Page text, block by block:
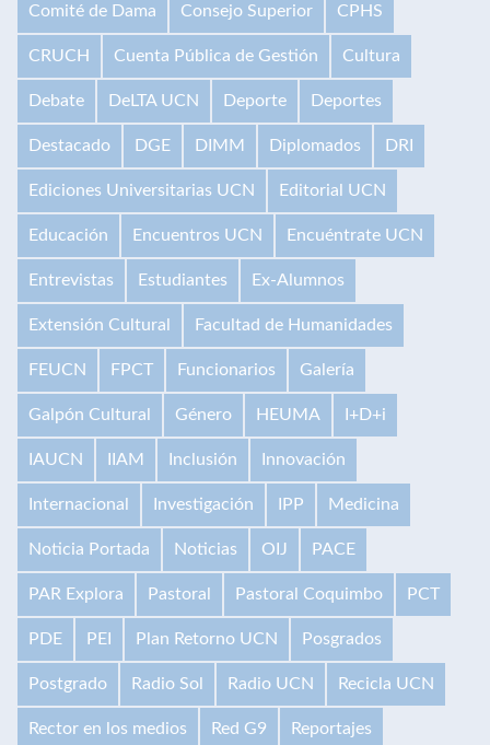
Comité de Dama Consejo Superior CPHS
CRUCH Cuenta Pública de Gestión Cultura
Debate DeLTA UCN Deporte Deportes
Destacado DGE DIMM Diplomados DRI
Ediciones Universitarias UCN Editorial UCN
Educación Encuentros UCN Encuéntrate UCN
Entrevistas Estudiantes Ex-Alumnos
Extensión Cultural Facultad de Humanidades
FEUCN FPCT Funcionarios Galería
Galpón Cultural Género HEUMA I+D+i
IAUCN IIAM Inclusión Innovación
Internacional Investigación IPP Medicina
Noticia Portada Noticias OIJ PACE
PAR Explora Pastoral Pastoral Coquimbo PCT
PDE PEI Plan Retorno UCN Posgrados
Postgrado Radio Sol Radio UCN Recicla UCN
Rector en los medios Red G9 Reportajes